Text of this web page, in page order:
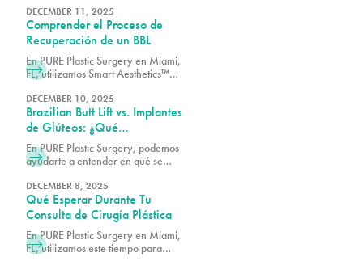
cómo el Dr. Earle combina
seguridad, arte e innovación para
lograr los resultados más avanzados
en contorno de cintura.
DECEMBER 11, 2025
Comprender el Proceso de
Recuperación de un BBL
En PURE Plastic Surgery en Miami,
FL, utilizamos Smart Aesthetics™
función de tus proporciones
naturales y tus objetivos específicos.
DECEMBER 10, 2025
Brazilian Butt Lift vs. Implantes
de Glúteos: ¿Qué
Procedimiento Es Adecuado
para Ti?
En PURE Plastic Surgery, podemos
ayudarte a entender en qué se
que puedas tomar una decisión
informada sobre cuál cirugía es la
adecuada para ti.
DECEMBER 8, 2025
Qué Esperar Durante Tu
Consulta de Cirugía Plástica
En PURE Plastic Surgery en Miami,
FL, utilizamos este tiempo para